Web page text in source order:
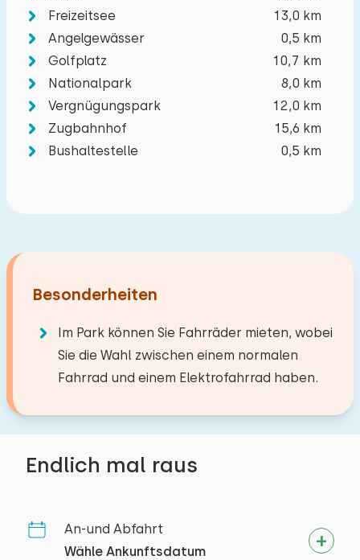
Endlich mal raus
+
Anzahl der Haustiere Nicht erlaubt
Löschen Verwenden
An-und Abfahrt
Wähle Ankunftsdatum
Besonderheiten
Im Park können Sie Fahrräder mieten, wobei
Sie die Wahl zwischen einem normalen
Fahrrad und einem Elektrofahrrad haben.
Freizeitsee
13,0 km
Angelgewässer
0,5 km
Golfplatz
10,7 km
Nationalpark
8,0 km
Vergnügungspark
12,0 km
Zugbahnhof
15,6 km
Bushaltestelle
0,5 km